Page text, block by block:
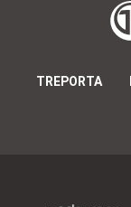
TREPORTA